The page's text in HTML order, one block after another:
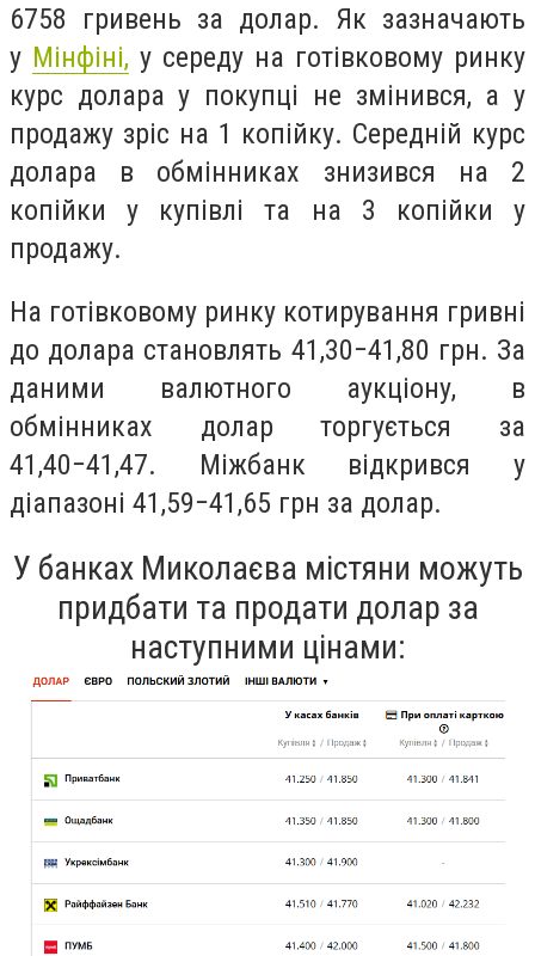
6758 гривень за долар. Як зазначають
у Мінфіні, у середу на готівковому ринку
курс долара у покупці не змінився, а у
продажу зріс на 1 копійку. Середній курс
долара в обмінниках знизився на 2
копійки у купівлі та на 3 копійки у
продажу.
На готівковому ринку котирування гривні
до долара становлять 41,30−41,80 грн. За
даними валютного аукціону, в
обмінниках долар торгується за
41,40−41,47. Міжбанк відкрився у
діапазоні 41,59−41,65 грн за долар.
У банках Миколаєва містяни можуть
придбати та продати долар за
наступними цінами: